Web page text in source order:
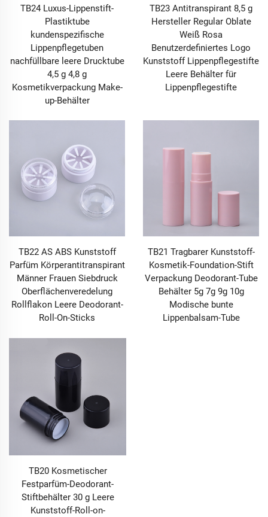
TB24 Luxus-Lippenstift-
Plastiktube
kundenspezifische
Lippenpflegetuben
nachfüllbare leere Drucktube
4,5 g 4,8 g
Kosmetikverpackung Make-
up-Behälter
TB23 Antitranspirant 8,5 g
Hersteller Regular Oblate
Weiß Rosa
Benutzerdefiniertes Logo
Kunststoff Lippenpflegestifte
Leere Behälter für
Lippenpflegestifte
TB22 AS ABS Kunststoff
Parfüm Körperantitranspirant
Männer Frauen Siebdruck
Oberflächenveredelung
Rollflakon Leere Deodorant-
Roll-On-Sticks
TB21 Tragbarer Kunststoff-
Kosmetik-Foundation-Stift
Verpackung Deodorant-Tube
Behälter 5g 7g 9g 10g
Modische bunte
Lippenbalsam-Tube
TB20 Kosmetischer
Festparfüm-Deodorant-
Stiftbehälter 30 g Leere
Kunststoff-Roll-on-